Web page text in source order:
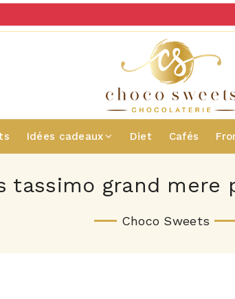
Idées cadeaux Diet Cafés
tassimo grand mere
Choco Sweets